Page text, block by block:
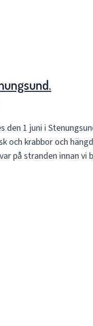
1 juni i
och krabbor och
på stranden innan